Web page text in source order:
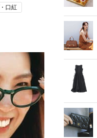
口紅
国旅」の大正解ス
て」と喜ばれる名
、父・辰夫さんの
と「親のお金の話
る？”から始めるん
さんの相続で学ん
集】中村ゆりさん
感をまとう、自然